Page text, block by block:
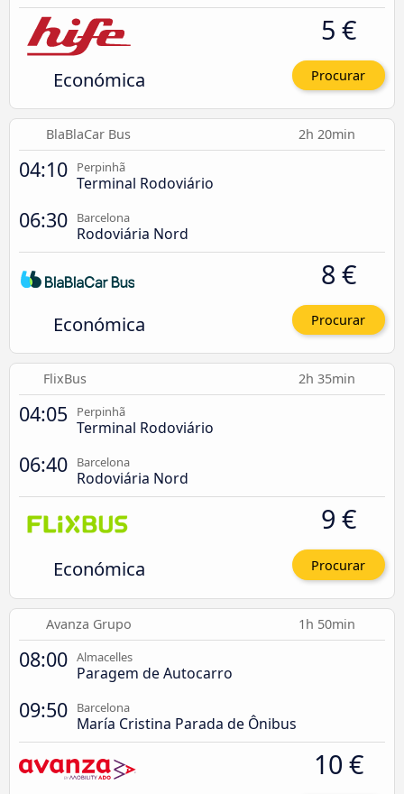
Económica
5 €
Procurar
BlaBlaCar Bus 2h 20min
04:10 Perpinhã
Terminal Rodoviário
06:30 Barcelona
Rodoviária Nord
Económica
8 €
Procurar
FlixBus 2h 35min
04:05 Perpinhã
Terminal Rodoviário
06:40 Barcelona
Rodoviária Nord
Económica
9 €
Procurar
Avanza Grupo 1h 50min
08:00 Almacelles
Paragem de Autocarro
09:50 Barcelona
María Cristina Parada de Ônibus
10 €